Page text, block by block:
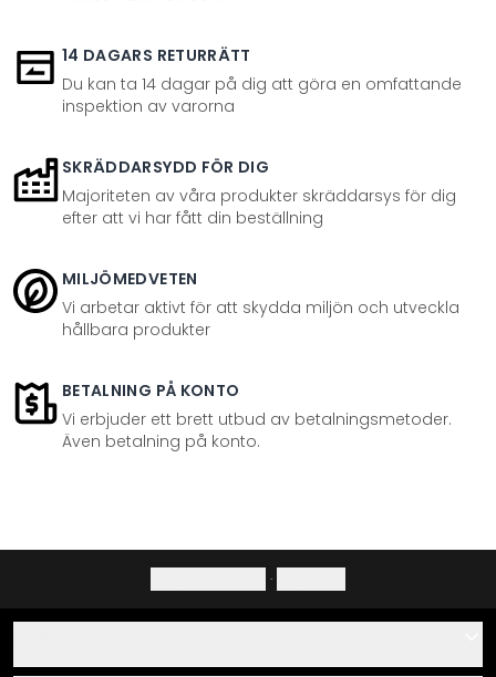
14 DAGARS RETURRÄTT
Du kan ta 14 dagar på dig att göra en omfattande
inspektion av varorna
SKRÄDDARSYDD FÖR DIG
Majoriteten av våra produkter skräddarsys för dig
efter att vi har fått din beställning
MILJÖMEDVETEN
Vi arbetar aktivt för att skydda miljön och utveckla
hållbara produkter
BETALNING PÅ KONTO
Vi erbjuder ett brett utbud av betalningsmetoder.
Även betalning på konto.
·